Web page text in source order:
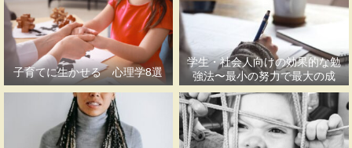
子育てに生かせる 心理学8選
学生・社会人向けの効果的な勉
強法〜最小の努力で最大の成
果〜